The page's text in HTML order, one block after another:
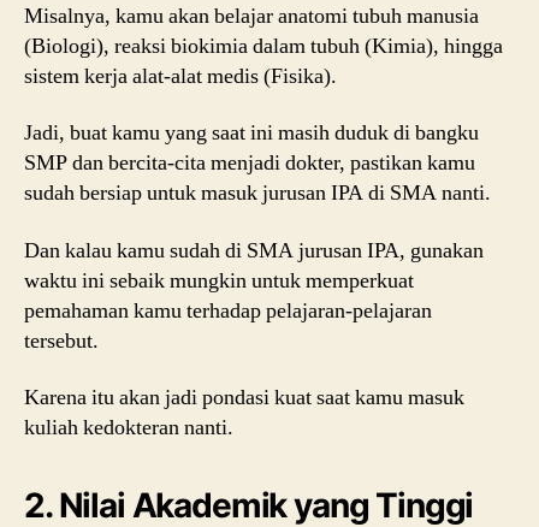
Misalnya, kamu akan belajar anatomi tubuh manusia
(Biologi), reaksi biokimia dalam tubuh (Kimia), hingga
sistem kerja alat-alat medis (Fisika).
Jadi, buat kamu yang saat ini masih duduk di bangku
SMP dan bercita-cita menjadi dokter, pastikan kamu
sudah bersiap untuk masuk jurusan IPA di SMA nanti.
Dan kalau kamu sudah di SMA jurusan IPA, gunakan
waktu ini sebaik mungkin untuk memperkuat
pemahaman kamu terhadap pelajaran-pelajaran
tersebut.
Karena itu akan jadi pondasi kuat saat kamu masuk
kuliah kedokteran nanti.
2. Nilai Akademik yang Tinggi